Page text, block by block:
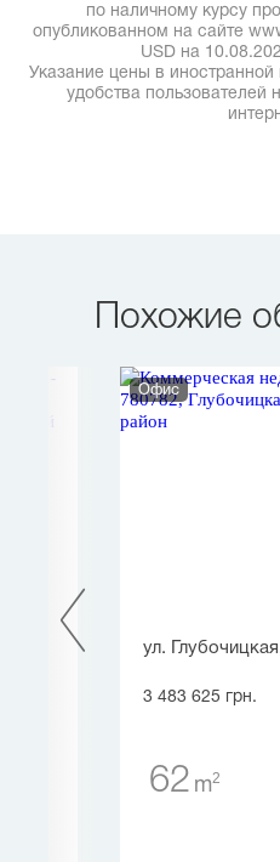
по наличному курсу
опубликованном на сайте
USD на
Указание цены в
удобства пользователей
Похожие
Офис
ул.
3 483 625 грн.
62 m2